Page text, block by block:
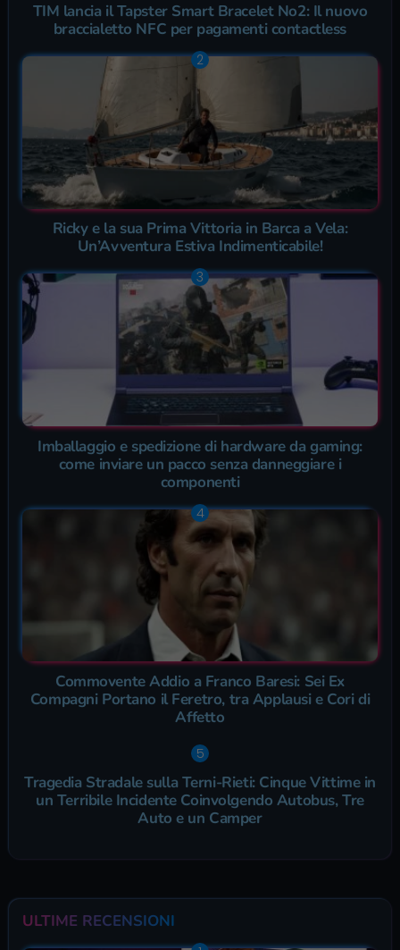
TIM lancia il Tapster Smart Bracelet No2: Il nuovo
braccialetto NFC per pagamenti contactless
Ricky e la sua Prima Vittoria in Barca a Vela:
Un’Avventura Estiva Indimenticabile!
Imballaggio e spedizione di hardware da gaming:
come inviare un pacco senza danneggiare i
componenti
Commovente Addio a Franco Baresi: Sei Ex
Compagni Portano il Feretro, tra Applausi e Cori di
Affetto
Tragedia Stradale sulla Terni-Rieti: Cinque Vittime in
un Terribile Incidente Coinvolgendo Autobus, Tre
Auto e un Camper
ULTIME RECENSIONI